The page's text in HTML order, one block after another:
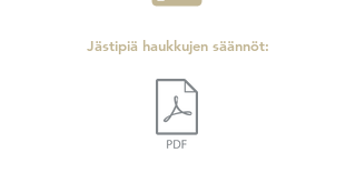
Jästipiä haukkujen säännöt: